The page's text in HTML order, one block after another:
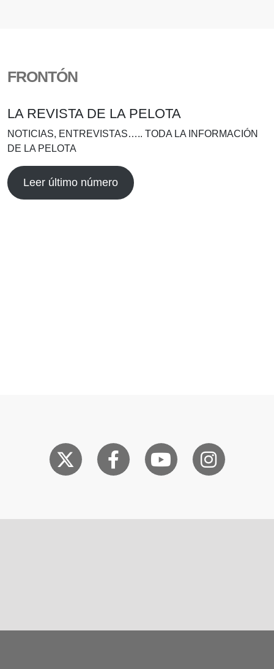
FRONTÓN
LA REVISTA DE LA PELOTA
NOTICIAS, ENTREVISTAS….. TODA LA INFORMACIÓN
DE LA PELOTA
Leer último número